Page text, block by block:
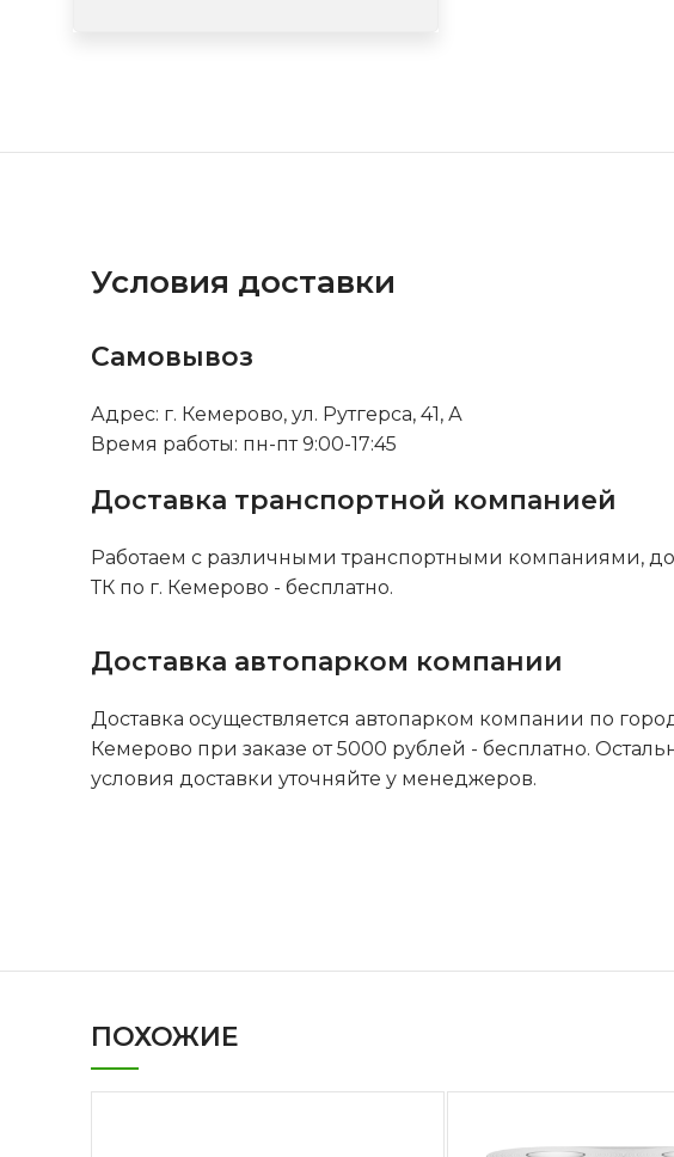
Условия доставки
Самовывоз
Адрес: г. Кемерово, ул. Рутгерса, 41, А
Время работы: пн-пт 9:00-17:45
Доставка транспортной компанией
Работаем с различными транспортными компаниями,
ТК по г. Кемерово - бесплатно.
Доставка автопарком компании
Доставка осуществляется автопарком компании по
Кемерово при заказе от 5000 рублей - бесплатно.
условия доставки уточняйте у менеджеров.
ПОХОЖИЕ